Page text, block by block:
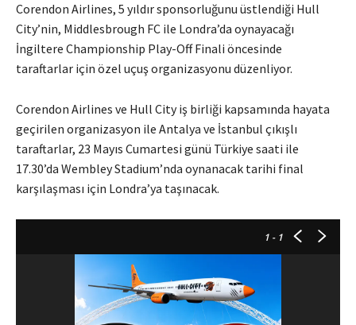
Corendon Airlines, 5 yıldır sponsorluğunu üstlendiği Hull
City’nin, Middlesbrough FC ile Londra’da oynayacağı
İngiltere Championship Play-Off Finali öncesinde
taraftarlar için özel uçuş organizasyonu düzenliyor.
Corendon Airlines ve Hull City iş birliği kapsamında hayata
geçirilen organizasyon ile Antalya ve İstanbul çıkışlı
taraftarlar, 23 Mayıs Cumartesi günü Türkiye saati ile
17.30’da Wembley Stadium’nda oynanacak tarihi final
karşılaşması için Londra’ya taşınacak.
1 - 1